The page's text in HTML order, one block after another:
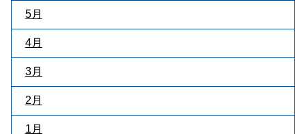
5月
4月
3月
2月
1月